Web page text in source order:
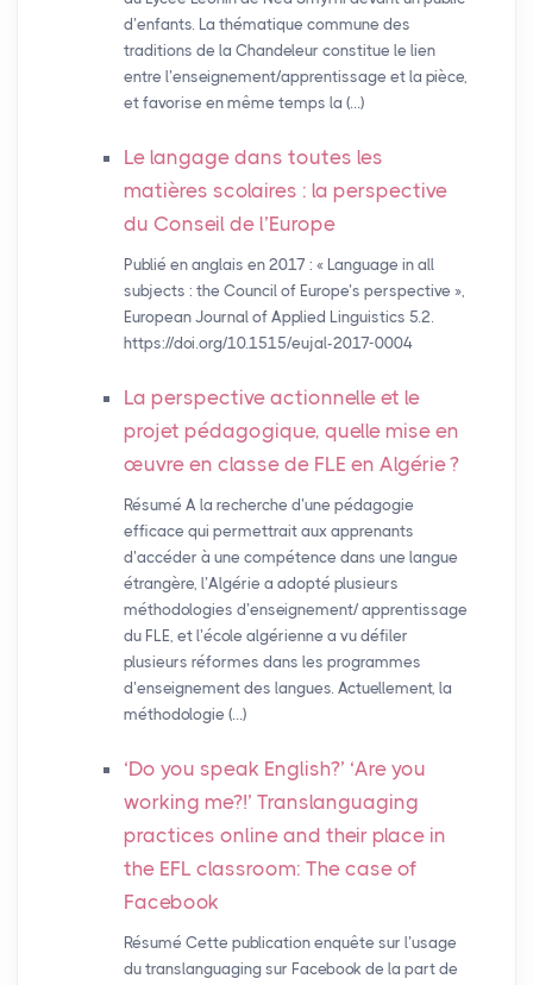
d’enfants. La thématique commune des
traditions de la Chandeleur constitue le lien
entre l’enseignement/apprentissage et la pièce,
et favorise en même temps la (…)
Le langage dans toutes les
matières scolaires : la perspective
du Conseil de l’Europe
Publié en anglais en 2017 : « Language in all
subjects : the Council of Europe’s perspective »,
European Journal of Applied Linguistics 5.2.
https://doi.org/10.1515/eujal-2017-0004
La perspective actionnelle et le
projet pédagogique, quelle mise en
œuvre en classe de FLE en Algérie?
Résumé A la recherche d’une pédagogie
efficace qui permettrait aux apprenants
d’accéder à une compétence dans une langue
étrangère, l’Algérie a adopté plusieurs
méthodologies d’enseignement/ apprentissage
du FLE, et l’école algérienne a vu défiler
plusieurs réformes dans les programmes
d’enseignement des langues. Actuellement, la
méthodologie (…)
‘Do you speak English?’ ‘Are you
working me?!’ Translanguaging
practices online and their place in
the EFL classroom: The case of
Facebook
Résumé Cette publication enquête sur l’usage
du translanguaging sur Facebook de la part de